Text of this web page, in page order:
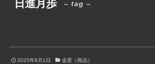
日進月歩
– tag –
2025年8月1日 金星（商品）